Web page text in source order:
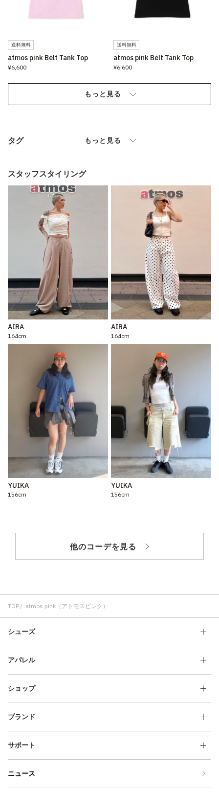
送料無料
atmos pink Belt Tank Top
¥6,600
送料無料
atmos pink Belt Tank Top
¥6,600
もっと見る
タグ もっと見る
スタッフスタイリング
AIRA
164cm
AIRA
164cm
YUIKA
156cm
YUIKA
156cm
他のコーデを見る
TOP atmos pink（アトモスピンク）
シューズ
アパレル
ショップ
ブランド
サポート
ニュース